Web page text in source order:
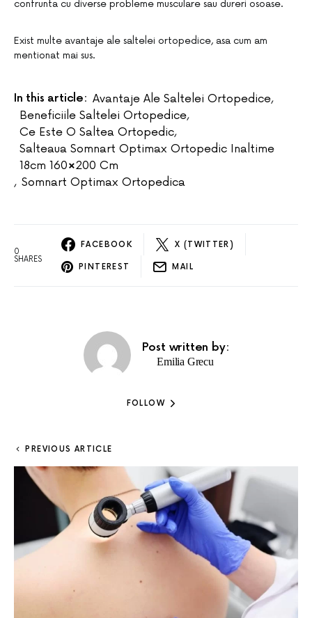
confrunta cu diverse probleme musculare sau dureri osoase.
Exist multe avantaje ale saltelei ortopedice, asa cum am
mentionat mai sus.
In this article: Avantaje Ale Saltelei Ortopedice,
Beneficiile Saltelei Ortopedice,
Ce Este O Saltea Ortopedic,
Salteaua Somnart Optimax Ortopedic Inaltime
18cm 160×200 Cm
, Somnart Optimax Ortopedica
0
SHARES
FACEBOOK X (TWITTER)
PINTEREST MAIL
Post written by:
Emilia Grecu
FOLLOW
PREVIOUS ARTICLE